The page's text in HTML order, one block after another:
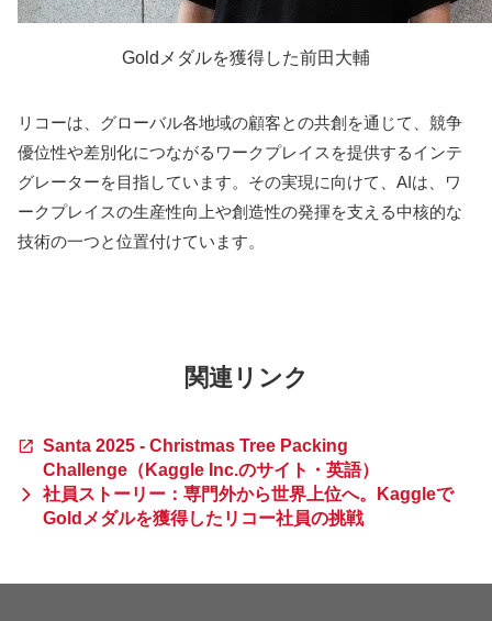
Goldメダルを獲得した前田大輔
リコーは、グローバル各地域の顧客との共創を通じて、競争
優位性や差別化につながるワークプレイスを提供するインテ
グレーターを目指しています。その実現に向けて、AIは、ワ
ークプレイスの生産性向上や創造性の発揮を支える中核的な
技術の一つと位置付けています。
関連リンク
Santa 2025 - Christmas Tree Packing
Challenge（Kaggle Inc.のサイト・英語）
社員ストーリー：専門外から世界上位へ。Kaggleで
Goldメダルを獲得したリコー社員の挑戦